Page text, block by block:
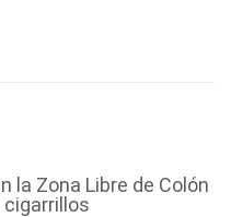
la Zona Libre de Colón